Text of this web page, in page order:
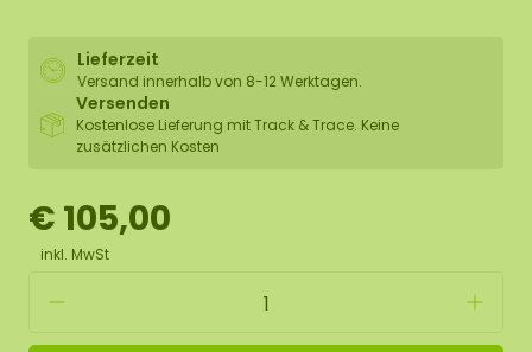
Lieferzeit
Versand innerhalb von 8-12 Werktagen.
Versenden
Kostenlose Lieferung mit Track & Trace. Keine
zusätzlichen Kosten
€ 105,00
inkl. MwSt